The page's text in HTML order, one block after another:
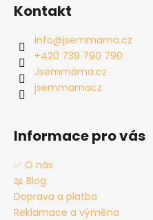
Kontakt
info@jsemmama.cz
+420 739 790 790
Jsemmáma.cz
jsemmamacz
Informace pro vás
✅ O nás
📖 Blog
Doprava a platba
Reklamace a výměna